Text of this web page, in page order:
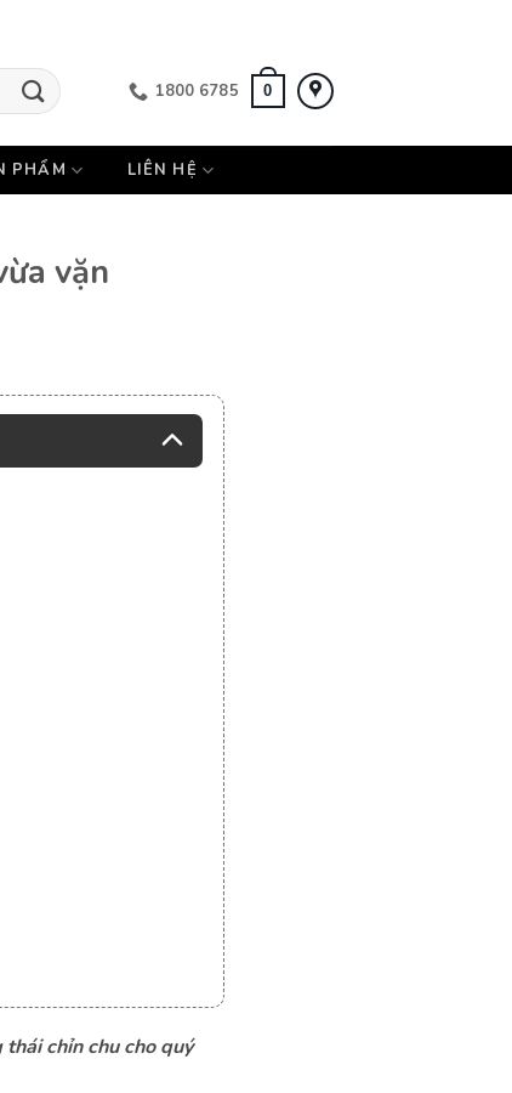
1800 6785 0
PHẨM LIÊN HỆ
vặn
chỉn chu cho quý